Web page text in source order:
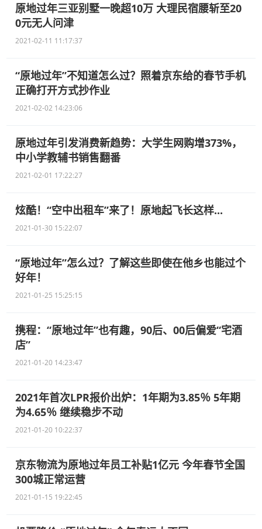
原地过年三亚别墅一晚超10万 大理民宿腰斩至20
0元无人问津
2021-02-11 11:17:37
“原地过年”不知道怎么过？照着京东给的春节手机
正确打开方式抄作业
2021-02-02 14:23:06
原地过年引发消费新趋势：大学生网购增373%，
中小学教辅书销售翻番
2021-02-01 17:22:27
炫酷！“空中出租车”来了！原地起飞长这样...
2021-01-30 15:22:07
“原地过年”怎么过？了解这些即使在他乡也能过个
好年！
2021-01-25 15:25:15
携程：“原地过年”也有趣，90后、00后偏爱“宅酒
店”
2021-01-20 14:23:47
2021年首次LPR报价出炉：1年期为3.85％ 5年期
为4.65％ 继续稳步不动
2021-01-20 10:22:37
京东物流为原地过年员工补贴1亿元 今年春节全国
300城正常运营
2021-01-15 19:22:45